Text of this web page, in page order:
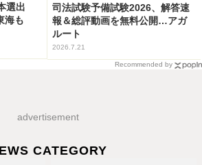
選出
海も
司法試験予備試験2026、解答速
報＆総評動画を無料公開…アガ
ルート
2026.7.21
Recommended by
advertisement
CATEGORY